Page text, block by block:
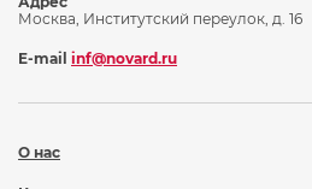
О нас
Москва, Институтский переулок, д. 16
E-mail inf@novard.ru